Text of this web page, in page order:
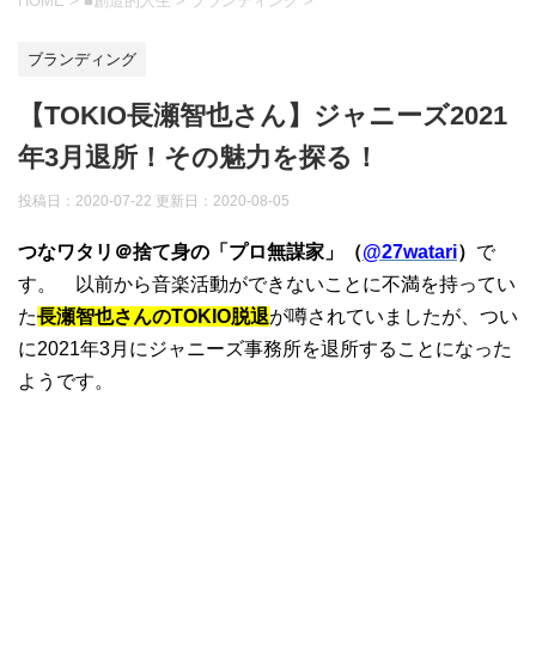
ブランディング
【TOKIO長瀬智也さん】ジャニーズ2021
年3月退所！その魅力を探る！
投稿日：2020-07-22 更新日： 2020-08-05
つなワタリ＠捨て身の「プロ無謀家」（@27watari） で
す。 以前から音楽活動ができないことに不満を持ってい
た長瀬智也さんのTOKIO脱退が噂されていましたが、つい
に2021年3月にジャニーズ事務所を退所することになった
ようです。